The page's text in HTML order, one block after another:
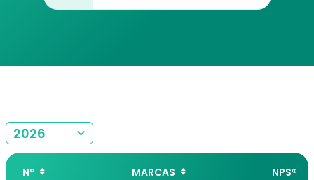
2026
Nº MARCAS NPS®